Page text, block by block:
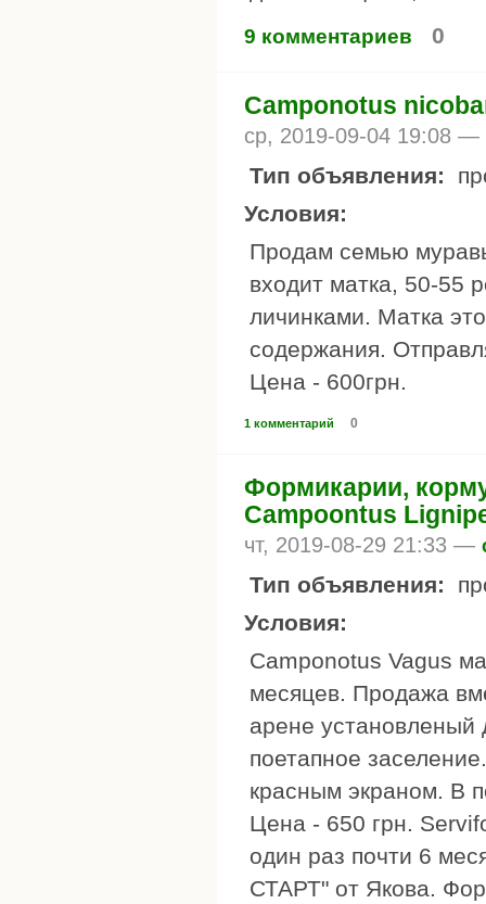
9 комментариев 0
Camponotus
ср, 2019-09-04 19:08 —
Тип объявления:
Условия:
Продам семью
входит матка, 50-55
личинками. Матка
содержания.
Цена - 600грн.
1 комментарий 0
Формикарии,
Campoontus
чт, 2019-08-29 21:33 —
Тип объявления:
Условия:
Camponotus Vagus
месяцев. Продажа
арене установленый
поетапное
красным экраном. В
Цена - 650 грн.
один раз почти 6
СТАРТ" от Якова.